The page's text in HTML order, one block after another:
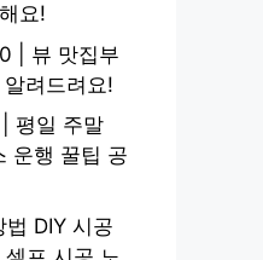
요!
| 뷰 맛집부
려드려요!
평일 주말
운행 꿀팁 공
DIY 시공